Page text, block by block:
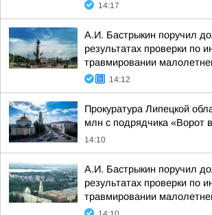
14:17
А.И. Бастрыкин поручил
результатах проверки по
травмировании
14:12
Прокуратура Липецкой
млн с подрядчика «Ворот
14:10
А.И. Бастрыкин поручил
результатах проверки по
травмировании